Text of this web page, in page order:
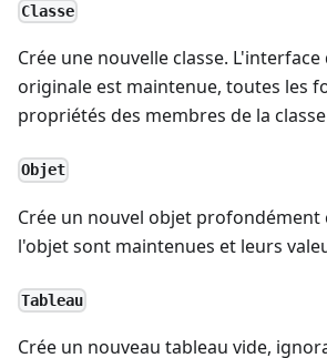
Classe
Crée une nouvelle classe. L'interface
originale est maintenue, toutes les
propriétés des membres de la
Objet
Crée un nouvel objet profondément
l'objet sont maintenues et leurs
Tableau
Crée un nouveau tableau vide,